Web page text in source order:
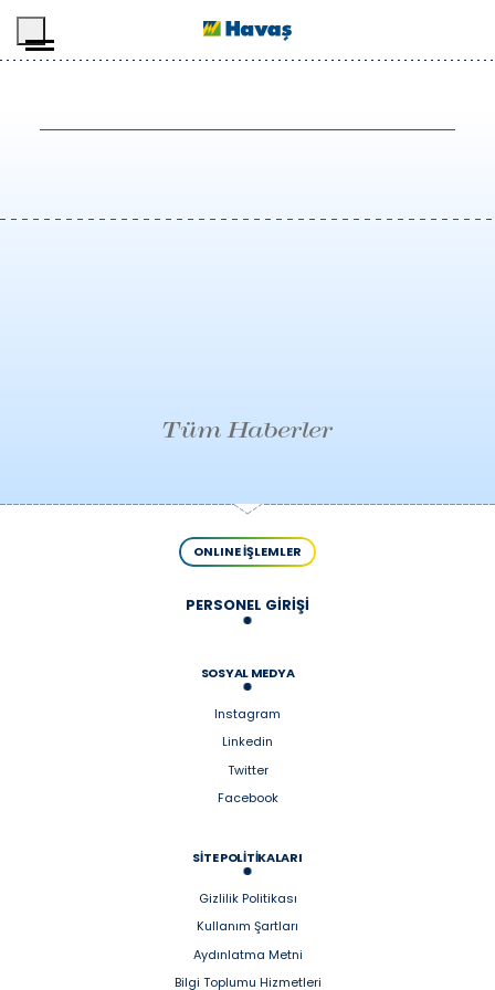
Tüm Haberler
ONLINE İŞLEMLER
PERSONEL GİRİŞİ
SOSYAL MEDYA
Instagram
Linkedin
Twitter
Facebook
SİTE POLİTİKALARI
Gizlilik Politikası
Kullanım Şartları
Aydınlatma Metni
Bilgi Toplumu Hizmetleri